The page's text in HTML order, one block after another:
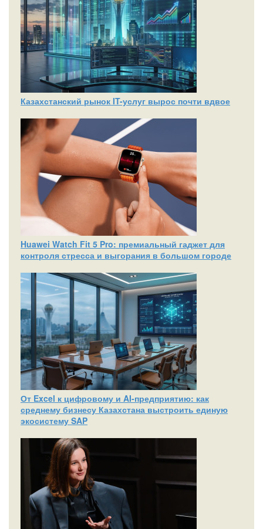
Казахстанский рынок IT-услуг вырос почти вдвое
Huawei Watch Fit 5 Pro: премиальный гаджет для
контроля стресса и выгорания в большом городе
От Excel к цифровому и AI‑предприятию: как
среднему бизнесу Казахстана выстроить единую
экосистему SAP